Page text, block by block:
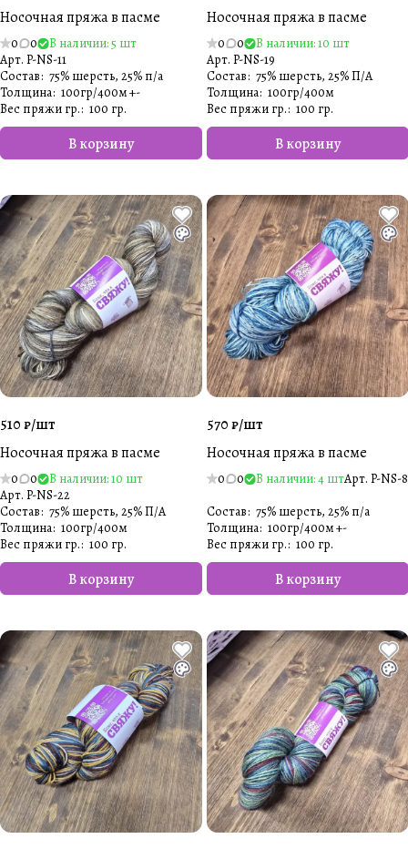
Носочная пряжа в пасме
0 0
В наличии: 5 шт
Арт. P-NS-11
В корзину
Состав: 75% шерсть, 25% п/а
Толщина: 100гр/400м +-
Вес пряжи гр.: 100 гр.
Носочная пряжа в пасме
0 0
В наличии: 10 шт
Арт. P-NS-19
В корзину
Состав: 75% шерсть, 25% П/А
Толщина: 100гр/400м
Вес пряжи гр.: 100 гр.
510 ₽/шт
Носочная пряжа в пасме
0 0
В наличии: 10 шт
Арт. P-NS-22
В корзину
Состав: 75% шерсть, 25% П/А
Толщина: 100гр/400м
Вес пряжи гр.: 100 гр.
570 ₽/шт
Носочная пряжа в пасме
0 0 В наличии: 4 штАрт. P-NS-8
В корзину
Состав: 75% шерсть, 25% п/а
Толщина: 100гр/400м +-
Вес пряжи гр.: 100 гр.